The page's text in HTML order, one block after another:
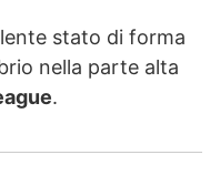
stato di forma
nella parte alta
.